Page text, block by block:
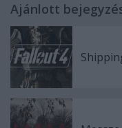
Ajánlott